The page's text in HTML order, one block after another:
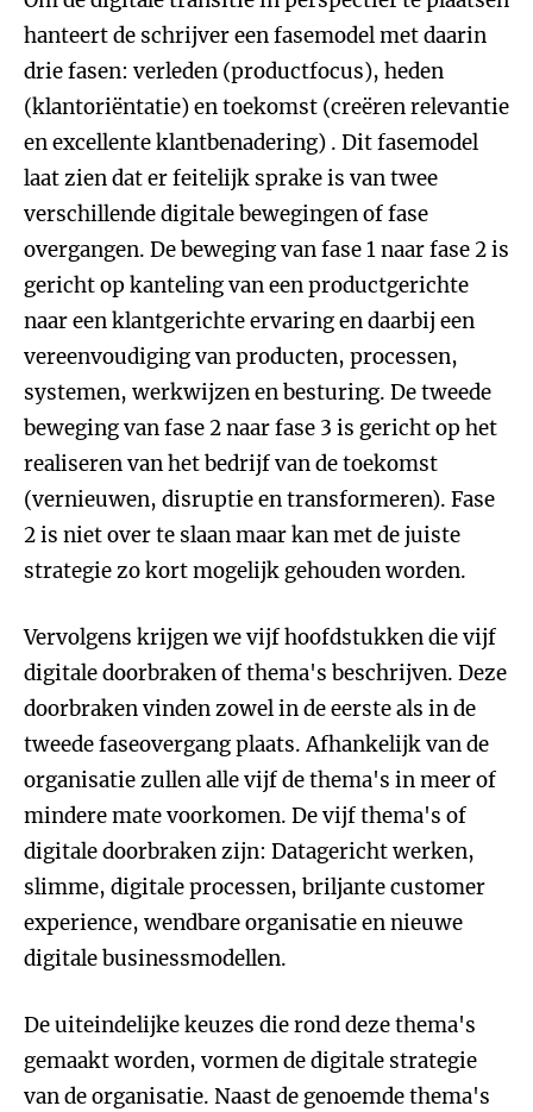
hanteert de schrijver een fasemodel met daarin
drie fasen: verleden (productfocus), heden
(klantoriëntatie) en toekomst (creëren relevantie
en excellente klantbenadering) . Dit fasemodel
laat zien dat er feitelijk sprake is van twee
verschillende digitale bewegingen of fase
overgangen. De beweging van fase 1 naar fase 2 is
gericht op kanteling van een productgerichte
naar een klantgerichte ervaring en daarbij een
vereenvoudiging van producten, processen,
systemen, werkwijzen en besturing. De tweede
beweging van fase 2 naar fase 3 is gericht op het
realiseren van het bedrijf van de toekomst
(vernieuwen, disruptie en transformeren). Fase
2 is niet over te slaan maar kan met de juiste
strategie zo kort mogelijk gehouden worden.
Vervolgens krijgen we vijf hoofdstukken die vijf
digitale doorbraken of thema's beschrijven. Deze
doorbraken vinden zowel in de eerste als in de
tweede faseovergang plaats. Afhankelijk van de
organisatie zullen alle vijf de thema's in meer of
mindere mate voorkomen. De vijf thema's of
digitale doorbraken zijn: Datagericht werken,
slimme, digitale processen, briljante customer
experience, wendbare organisatie en nieuwe
digitale businessmodellen.
De uiteindelijke keuzes die rond deze thema's
gemaakt worden, vormen de digitale strategie
van de organisatie. Naast de genoemde thema's